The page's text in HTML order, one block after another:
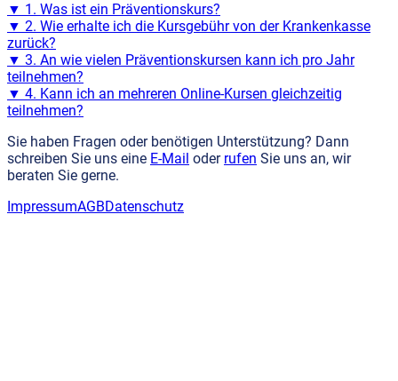
▼ 1. Was ist ein Präventionskurs?
▼ 2. Wie erhalte ich die Kursgebühr von der Krankenkasse
zurück?
▼ 3. An wie vielen Präventionskursen kann ich pro Jahr
teilnehmen?
▼ 4. Kann ich an mehreren Online-Kursen gleichzeitig
teilnehmen?
Sie haben Fragen oder benötigen Unterstützung? Dann
schreiben Sie uns eine E-Mail oder rufen Sie uns an, wir
beraten Sie gerne.
ImpressumAGBDatenschutz